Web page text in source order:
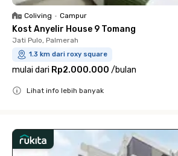
Coliving • Campur
Kost Anyelir House 9 Tomang
Jati Pulo, Palmerah
1.3 km dari roxy square
mulai dari Rp2.000.000 /bulan
Lihat info lebih banyak